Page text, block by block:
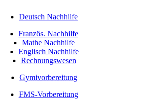
Deutsch Nachhilfe
Französ. Nachhilfe
Mathe Nachhilfe
Englisch Nachhilfe
Rechnungswesen
Gymivorbereitung
FMS-Vorbereitung